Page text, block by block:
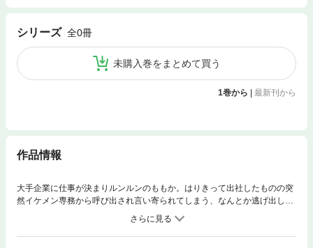
シリーズ 全0冊
未購入巻をまとめて買う
1巻から 最新刊から
作品情報
大手企業に仕事が決まりルンルンのももか。はりきって出社したものの突
然イケメン専務から呼び出され言い寄られてしまう、なんとか逃げ出して
課長に助けを求めてみたけど、さらにドキドキな展開がまっていて…イケ
メンエリートとの玉の輿結婚と引き換えに待ってる「ありえない契約」っ
て…？【桃色日記】